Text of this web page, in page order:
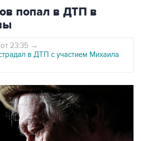
попал в ДТП в
23:35 →
в ДТП с участием Михаила